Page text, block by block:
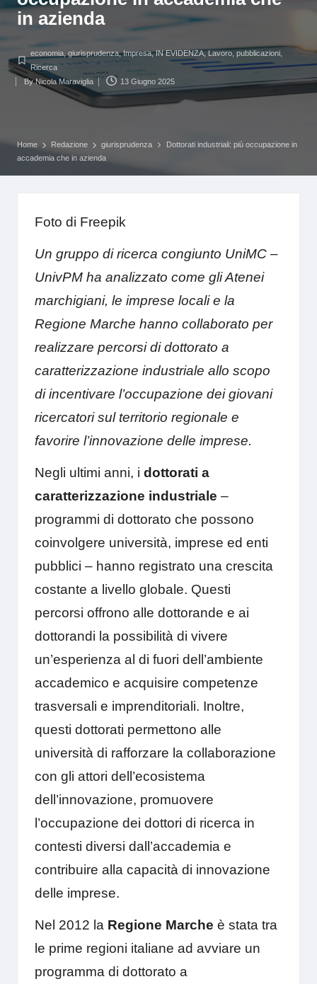
in azienda
Posted
in
economia ,giurisprudenza,Impresa,IN EVIDENZA, Lavoro ,pubblicazioni
Ricerca
Posted
ByNicola Maraviglia 13 Giugno 2025
Home Redazione giurisprudenza
Dottorati industriali: più occupazione in
accademia che in azienda
Foto di Freepik
Un gruppo di ricerca congiunto UniMC –
UnivPM ha analizzato come gli Atenei
marchigiani, le imprese locali e la
Regione Marche hanno collaborato per
realizzare percorsi di dottorato a
caratterizzazione industriale allo scopo
di incentivare l’occupazione dei giovani
ricercatori sul territorio regionale e
favorire l’innovazione delle imprese.
Negli ultimi anni, i dottorati a
caratterizzazione industriale –
programmi di dottorato che possono
coinvolgere università, imprese ed enti
pubblici – hanno registrato una crescita
costante a livello globale. Questi
percorsi offrono alle dottorande e ai
dottorandi la possibilità di vivere
un’esperienza al di fuori dell’ambiente
accademico e acquisire competenze
trasversali e imprenditoriali. Inoltre,
questi dottorati permettono alle
università di rafforzare la collaborazione
con gli attori dell’ecosistema
dell’innovazione, promuovere
l’occupazione dei dottori di ricerca in
contesti diversi dall’accademia e
contribuire alla capacità di innovazione
delle imprese.
Nel 2012 la Regione Marche è stata tra
le prime regioni italiane ad avviare un
programma di dottorato a